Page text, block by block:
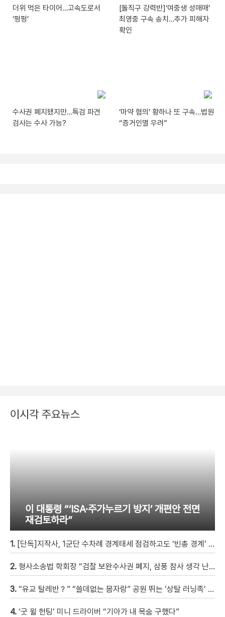
더위 먹은 타이어…고속도로서
‘펑펑’
[돌직구 강력반]‘여중생 성매매’
최영중 구속 송치…추가 피해자
확인
수사권 폐지됐지만…특검 파견
검사는 수사 가능?
‘마약 혐의’ 황하나 또 구속…법원
“증거인멸 우려”
이시각 주요뉴스
이 대통령 “‘ISA·주가누르기 방지’ 개편안 전면
재검토하라”
1. [단독]지작사, 1군단 수차례 경계태세 점검하고도 ‘빈총 경계’ 몰랐다
2. 형사소송법 학회장 “검찰 보완수사권 폐지, 삼풍 참사 생각 난다” [현장영상]
3. “유교 탈레반？” “쓸데없는 몸자랑” 공원 뛰는 ‘상탈 러닝족’ 갑론을박 [자막뉴스]
4. ‘굿 윌 헌팅’ 미니 드라이버 “기아가 내 목숨 구했다”